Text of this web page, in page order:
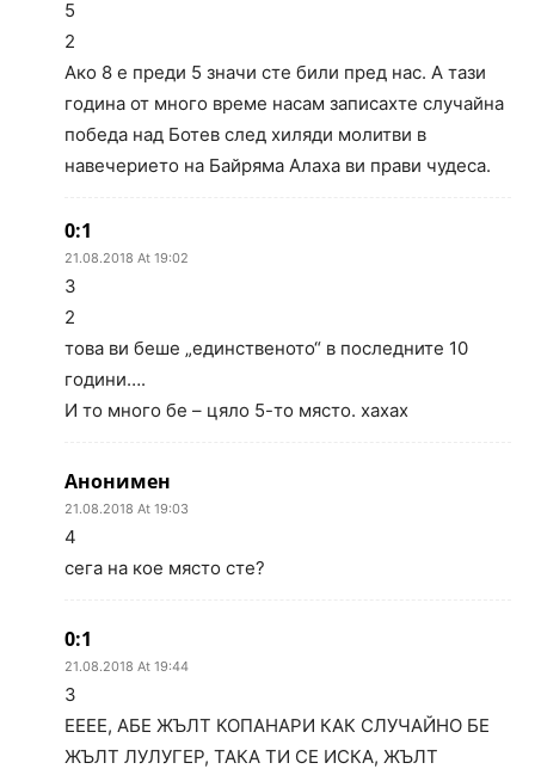
5
2
Ако 8 е преди 5 значи сте били пред нас. А тази
година от много време насам записахте случайна
победа над Ботев след хиляди молитви в
навечерието на Байряма Алаха ви прави чудеса.
0:1
21.08.2018 At 19:02
3
2
това ви беше „единственото“ в последните 10
години….
И то много бе – цяло 5-то място. хахах
Анонимен
21.08.2018 At 19:03
4
сега на кое място сте?
0:1
21.08.2018 At 19:44
3
ЕЕЕЕ, АБЕ ЖЪЛТ КОПАНАРИ КАК СЛУЧАЙНО БЕ
ЖЪЛТ ЛУЛУГЕР, ТАКА ТИ СЕ ИСКА, ЖЪЛТ